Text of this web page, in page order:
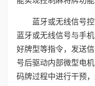
蓝牙或无线信号
蓝牙或无线信号与手
好牌型等指令，发送
号后驱动内部微型电
码牌过程中进行干预，